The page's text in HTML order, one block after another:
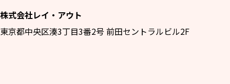
株式会社レイ・アウト
東京都中央区湊3丁目3番2号 前田セントラルビル2F